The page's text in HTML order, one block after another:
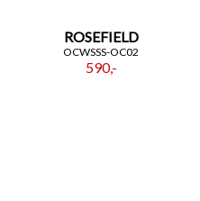
ROSEFIELD
OCWSSS-OC02
590,-